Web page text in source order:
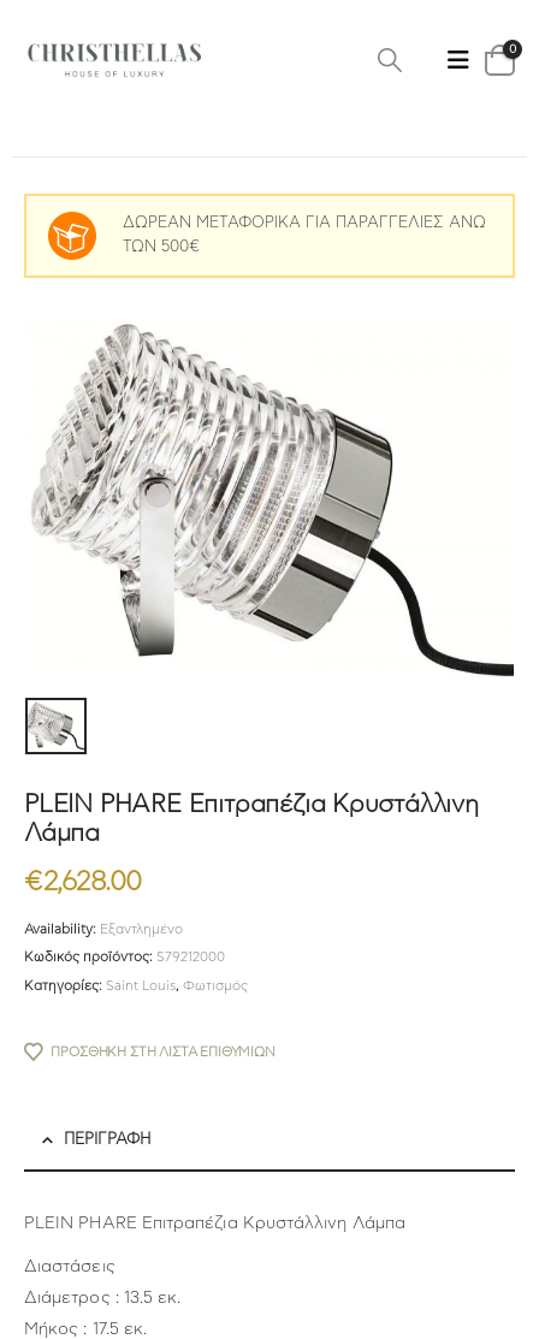
0
ΔΩΡΕΑΝ ΜΕΤΑΦΟΡΙΚΑ ΓΙΑ ΠΑΡΑΓΓΕΛΙΕΣ ΑΝΩ
ΤΩΝ 500€
PLEIN PHARE Επιτραπέζια Κρυστάλλινη
Λάμπα
€2,628.00
Availability: Εξαντλημένο
Κωδικός προϊόντος: S79212000
Κατηγορίες: Saint Louis, Φωτισμός
ΠΡΟΣΘΉΚΗ ΣΤΗ ΛΊΣΤΑ ΕΠΙΘΥΜΙΏΝ
ΠΕΡΙΓΡΑΦΉ
PLEIN PHARE Επιτραπέζια Κρυστάλλινη Λάμπα
Διαστάσεις
Διάμετρος : 13.5 εκ.
Μήκος : 17.5 εκ.